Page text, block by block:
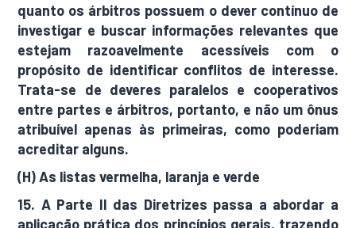
quanto os árbitros possuem o dever contínuo de
investigar e buscar informações relevantes que
estejam razoavelmente acessíveis com o
propósito de identificar conflitos de interesse.
Trata-se de deveres paralelos e cooperativos
entre partes e árbitros, portanto, e não um ônus
atribuível apenas às primeiras, como poderiam
acreditar alguns.
(H) As listas vermelha, laranja e verde
15. A Parte II das Diretrizes passa a abordar a
aplicação prática dos princípios gerais, trazendo